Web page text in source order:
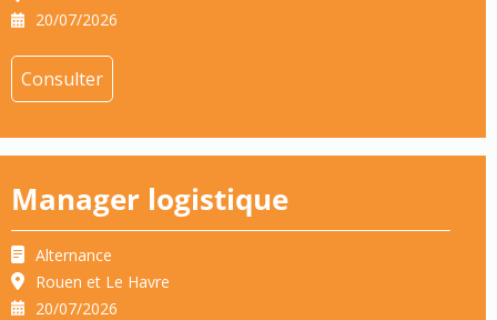
20/07/2026
Consulter
Manager logistique
Alternance
Rouen et Le Havre
20/07/2026